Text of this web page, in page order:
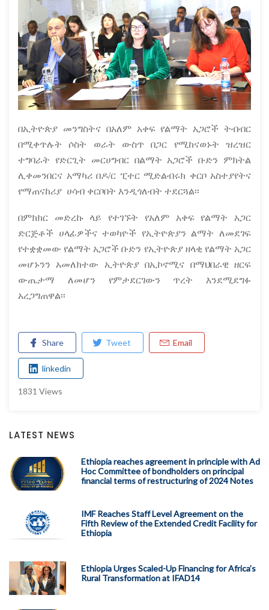
በኢትዮጵያ መንግስትና በአለም አቀፍ የልማት አጋሮች ትብብር
በሚቀጥሉት ሶስት ወራት ውስጥ በጋር የሚከናወኑት ዝረዝር
ተግባራት የድርጊት መርሀግብር በልማት አጋሮች ቡድን ምክትል
ሊቀመንበርና አማካሪ በዶ/ር ፒተር ሚድልብሩክ ቀርቦ አስተያየትና
የማጠናከሪያ ሀሳብ ቀርቦበት እንዲጎለብት ተደርጓል፡፡
በምክክር መድረኩ ላይ የተገኙት የአለም አቀፍ የልማት አጋር
ድርጅቶች ሀላፊዎችና ተወካዮች የኢትዮጵያን ልማት ለመደገፍ
የተቋቋመው የልማት አጋሮች ቡድን የኢትዮጵያ ዘላቂ የልማት አጋር
መሆኑንን አመለክተው ኢትዮጵያ በኢኮኖሚና በማህበራዊ ዘርፍ
ውጤታማ ለመሆን የምታደርገውን ጥረት እንደሚደግፉ
አረጋግጠዋል፡፡
Share Tweet Email
linkedin
1831 Views
LATEST NEWS
Ethiopia reaches agreement in principle with Ad
Hoc Committee of bondholders on principal
financial terms of restructuring of 2024 Notes
IMF Reaches Staff Level Agreement on the
Fifth Review of the Extended Credit Facility for
Ethiopia
Ethiopia Urges Scaled-Up Financing for Africa’s
Rural Transformation at IFAD14